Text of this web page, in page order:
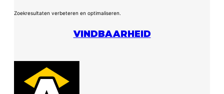
Zoekresultaten verbeteren en optimaliseren.
VINDBAARHEID